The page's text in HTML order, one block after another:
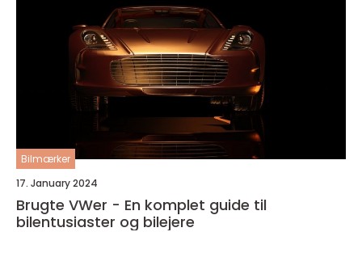
Bilmærker
17. January 2024
Brugte VWer - En komplet guide til
bilentusiaster og bilejere